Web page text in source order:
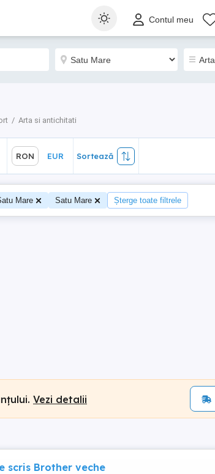
Contul meu
Arta si antichitati
Sortează
RON EUR Sortează
Mare Satu Mare Șterge toate filtrele
Vezi detalii
scris Brother veche